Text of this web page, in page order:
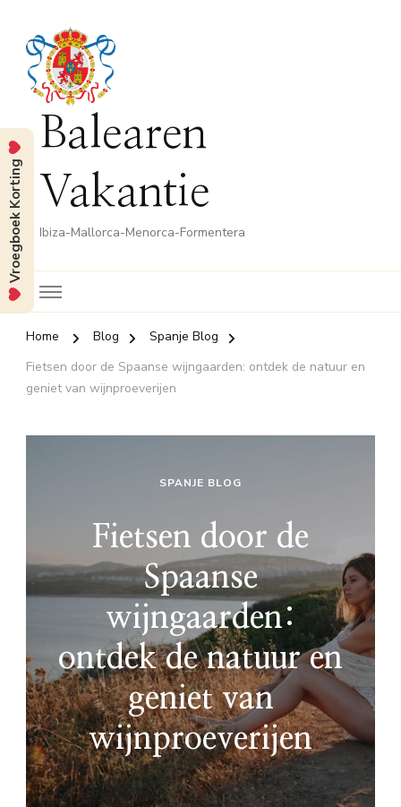
Balearen
Vakantie
Ibiza-Mallorca-Menorca-Formentera
Home Blog
Spanje Blog
Fietsen door de Spaanse wijngaarden: ontdek de natuur en
geniet van wijnproeverijen
SPANJE BLOG
Fietsen door de
Spaanse
wijngaarden:
ontdek de natuur en
geniet van
wijnproeverijen
Vroegboek Korting